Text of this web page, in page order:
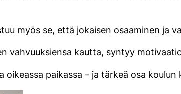
myös se, että jokaisen osaaminen ja
vahvuuksiensa kautta, syntyy
paikassa – ja tärkeä osa koulun